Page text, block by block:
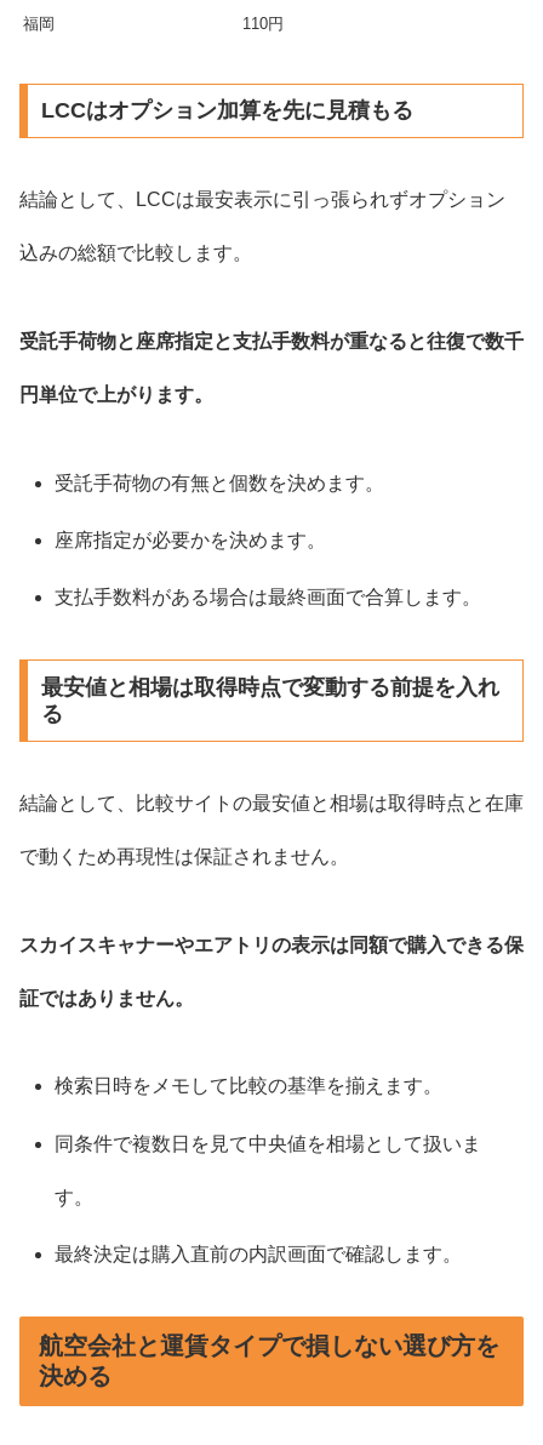
福岡 110円
LCCはオプション加算を先に見積もる
結論として、LCCは最安表示に引っ張られずオプション
込みの総額で比較します。
受託手荷物と座席指定と支払手数料が重なると往復で数千
円単位で上がります。
受託手荷物の有無と個数を決めます。
座席指定が必要かを決めます。
支払手数料がある場合は最終画面で合算します。
最安値と相場は取得時点で変動する前提を入れ
る
結論として、比較サイトの最安値と相場は取得時点と在庫
で動くため再現性は保証されません。
スカイスキャナーやエアトリの表示は同額で購入できる保
証ではありません。
検索日時をメモして比較の基準を揃えます。
同条件で複数日を見て中央値を相場として扱いま
す。
最終決定は購入直前の内訳画面で確認します。
航空会社と運賃タイプで損しない選び方を
決める